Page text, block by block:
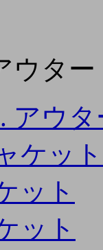
ウター
アウタ
ケット
ット
ット